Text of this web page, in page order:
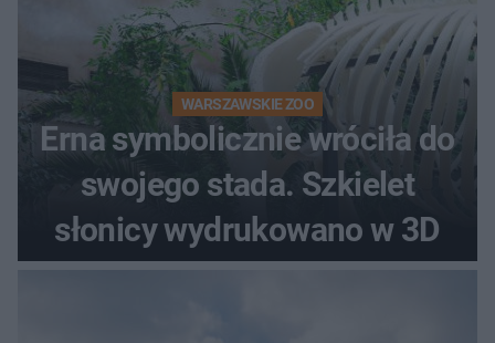
WARSZAWSKIE ZOO
Erna symbolicznie wróciła do
swojego stada. Szkielet
słonicy wydrukowano w 3D